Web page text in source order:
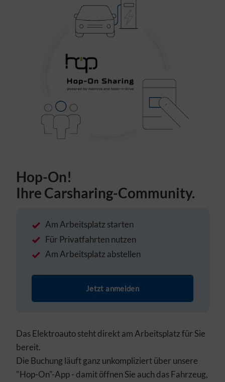
Hop-On!
Ihre Carsharing-Community.
Am Arbeitsplatz starten
Für Privatfahrten nutzen
Am Arbeitsplatz abstellen
Jetzt anmelden
Das Elektroauto steht direkt am Arbeitsplatz für Sie
bereit.
Die Buchung läuft ganz unkompliziert über unsere
"Hop-On"-App - damit öffnen Sie auch das Fahrzeug,